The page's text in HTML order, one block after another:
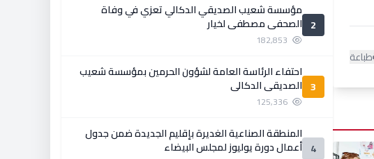
طباعة
2
مؤسسة شعيب الصديقي الدكالي تعزي في وفاة
الصحفي مصطفى لخيار
3
احتفاء الرئاسة العامة لشؤون الحرمين بمؤسسة شعيب
الصديقي الدكالي
4
المنطقة الصناعية الغديرة بإقليم الجديدة ضمن جدول
أعمال دورة يوليوز لمجلس البيضاء